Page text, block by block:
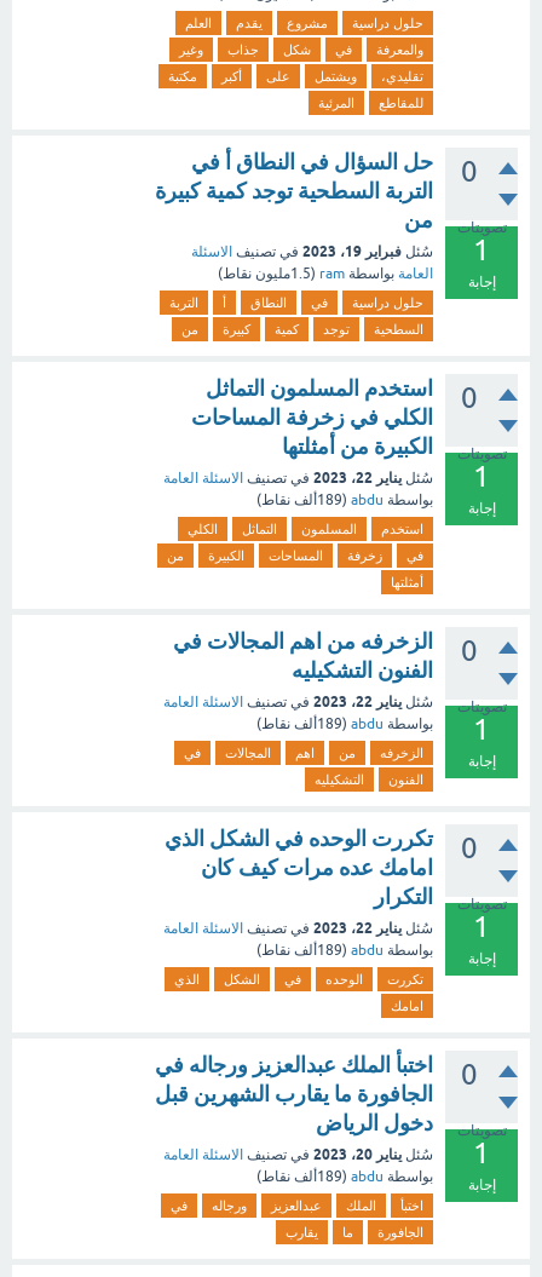
حلول دراسية مشروع يقدم
العلم
والمعرفة
في شكل جذاب
وغير
تقليدي،
ويشتمل على أكبر
مكتبة
للمقاطع
المرئية
0
تصويتات
1
إجابة
حل السؤال في النطاق أ في
التربة السطحية توجد كمية كبيرة
من
سُئل فبراير 19، 2023 في تصنيف الاسئلة
العامة بواسطة ram
(1.5مليون نقاط)
حلول دراسية في النطاق أ
التربة
السطحية
توجد كمية كبيرة من
0
تصويتات
1
إجابة
استخدم المسلمون التماثل
الكلي في زخرفة المساحات
الكبيرة من أمثلتها
سُئل يناير 22، 2023 في تصنيف الاسئلة العامة
بواسطة abdu
(189ألف نقاط)
استخدم المسلمون التماثل
الكلي
في
زخرفة المساحات الكبيرة
من
أمثلتها
0
تصويتات
1
إجابة
الزخرفه من اهم المجالات في
الفنون التشكيليه
سُئل يناير 22، 2023 في تصنيف الاسئلة العامة
بواسطة abdu
(189ألف نقاط)
الزخرفه من اهم المجالات
في
الفنون
التشكيليه
0
تصويتات
1
إجابة
تكررت الوحده في الشكل الذي
امامك عده مرات كيف كان
التكرار
سُئل يناير 22، 2023 في تصنيف الاسئلة العامة
بواسطة abdu
(189ألف نقاط)
تكررت الوحده في الشكل
الذي
امامك
0
تصويتات
1
إجابة
اختبأ الملك عبدالعزيز ورجاله في
الجافورة ما يقارب الشهرين قبل
دخول الرياض
سُئل يناير 20، 2023 في تصنيف الاسئلة العامة
بواسطة abdu
(189ألف نقاط)
اختبأ الملك عبدالعزيز ورجاله
في
الجافورة
ما يقارب